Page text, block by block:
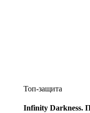
Топ-защита
Infinity Darkness.